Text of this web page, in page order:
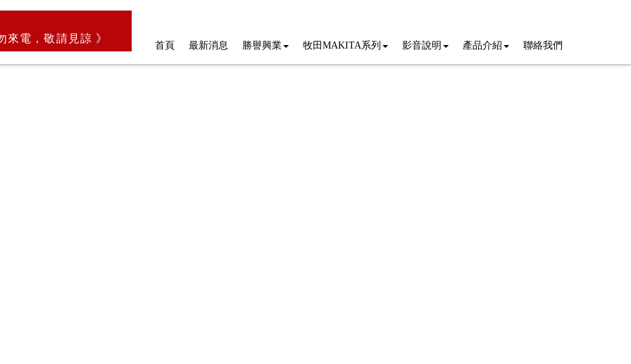
來電，敬請見諒 》
首頁 最新消息 勝譽興業 牧田MAKITA系列 影音說明 產品介紹 聯絡我們